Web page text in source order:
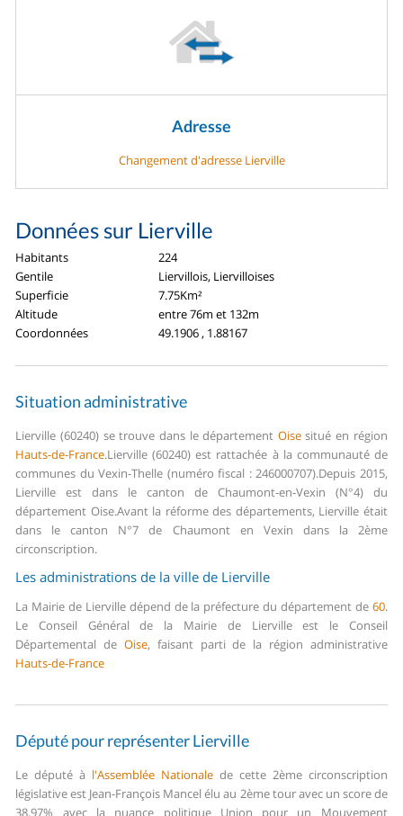
Adresse
Changement d'adresse Lierville
Données sur Lierville
Habitants
224
Gentile
Liervillois, Liervilloises
Superficie
7.75Km²
Altitude
entre 76m et 132m
Coordonnées
49.1906 , 1.88167
Situation administrative
Lierville (60240) se trouve dans le département Oisesitué en région
Hauts-de-France.Lierville (60240) est rattachée à la communauté de
communes du Vexin-Thelle (numéro fiscal : 246000707).Depuis 2015,
Lierville est dans le canton de Chaumont-en-Vexin (N°4) du
département Oise.Avant la réforme des départements, Lierville était
dans le canton N°7 de Chaumont en Vexin dans la 2ème
circonscription.
Les administrations de la ville de Lierville
La Mairie de Lierville dépend de la préfecture du département de 60.
Le Conseil Général de la Mairie de Lierville est le Conseil
Départemental de Oise, faisant parti de la région administrative
Hauts-de-France
Député pour représenter Lierville
Le député à l'Assemblée Nationale de cette 2ème circonscription
législative est Jean-François Mancel élu au 2ème tour avec un score de